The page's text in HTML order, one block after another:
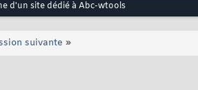
d'un site dédié à Abc-wtools
suivante »